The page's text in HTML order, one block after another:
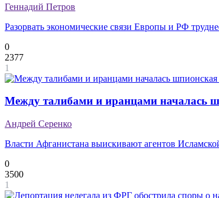
Геннадий Петров
Разорвать экономические связи Европы и РФ
0
2377
1
Между талибами и иранцами началась
Андрей Серенко
Власти Афганистана выискивают агентов
0
3500
1